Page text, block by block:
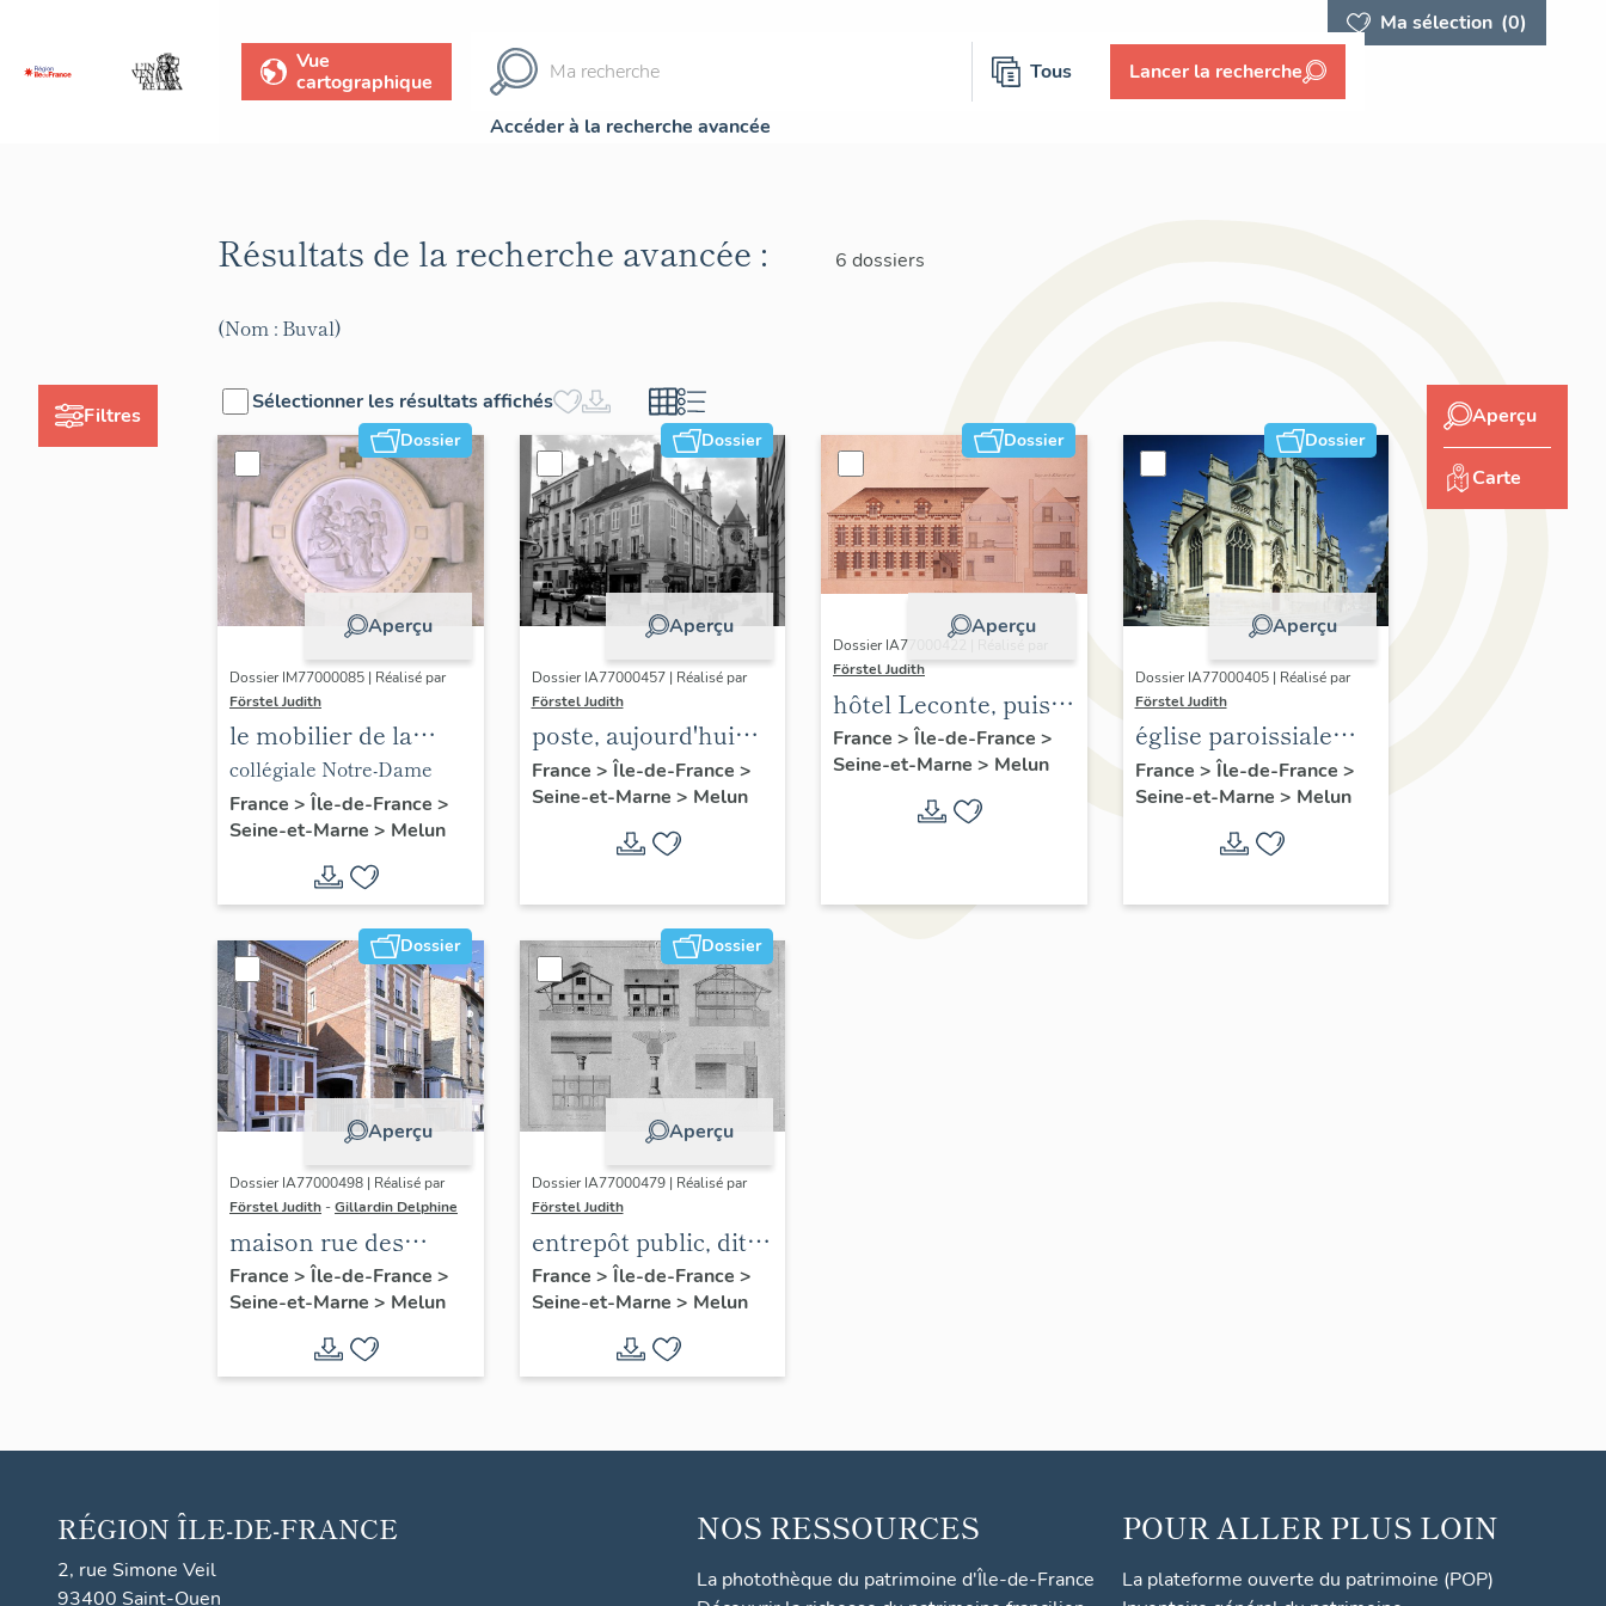
Ma sélection (0)
Vue
cartographique
Tous Lancer la recherche
Accéder à la recherche avancée
Filtres
Résultats de la recherche avancée : 6 dossiers
(Nom : Buval)
Sélectionner les résultats affichés
Dossier
Aperçu
Dossier IM77000085 | Réalisé par
Förstel Judith
le mobilier de la
collégiale Notre-
Dame
collégiale Notre-Dame
France > Île-de-France >
Seine-et-Marne > Melun
Dossier
Aperçu
Dossier IA77000457 | Réalisé par
Förstel Judith
poste, aujourd'hui
immeuble
France > Île-de-France >
Seine-et-Marne > Melun
Dossier
Aperçu
Dossier IA77000422 | Réalisé par
Förstel Judith
hôtel Leconte, puis
école de filles
France > Île-de-France >
Seine-et-Marne > Melun
Dossier
Aperçu
Dossier IA77000405 | Réalisé par
Förstel Judith
église paroissiale
Saint-Aspais
France > Île-de-France >
Seine-et-Marne > Melun
Dossier
Aperçu
Dossier IA77000498 | Réalisé par
Förstel Judith -Gillardin Delphine
maison rue des
Fossés
France > Île-de-France >
Seine-et-Marne > Melun
Dossier
Aperçu
Dossier IA77000479 | Réalisé par
Förstel Judith
entrepôt public, dit
magasins généraux,
et bureau central de
France > Île-de-France >
Seine-et-Marne > Melun
Aperçu
Carte
RÉGION ÎLE-DE-FRANCE
2, rue Simone Veil
93400 Saint-Ouen
NOS RESSOURCES
La photothèque du patrimoine d'Île-de-France
POUR ALLER PLUS LOIN
La plateforme ouverte du patrimoine (POP)